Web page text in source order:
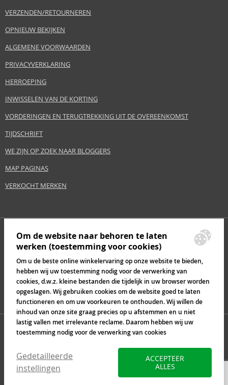
VERZENDEN/RETOURNEREN
OPNIEUW BEKIJKEN
ALGEMENE VOORWAARDEN
PRIVACYVERKLARING
HERROEPING
INWISSELEN VAN DE KORTING
VORDERINGEN EN TERUGTREKKING UIT DE OVEREENKOMST
TIJDSCHRIFT
WE ZIJN OP ZOEK NAAR BLOGGERS
MAP PAGINAS
VERKOCHT MERKEN
Om de website naar behoren te laten
werken (toestemming voor cookies)
Om u de beste online winkelervaring op onze website te bieden,
hebben wij uw toestemming nodig voor de verwerking van
cookies, d.w.z. kleine bestanden die tijdelijk in uw browser worden
opgeslagen. Wij gebruiken cookies om de website goed te laten
functioneren en om uw voorkeuren te onthouden. Wij willen de
inhoud van onze site graag precies op u afstemmen en u niet
lastig vallen met irrelevante reclame. Daarom hebben wij uw
toestemming nodig voor de verwerking van cookies
Gedetailleerde
instellingen
ACCEPTEER
ALLES